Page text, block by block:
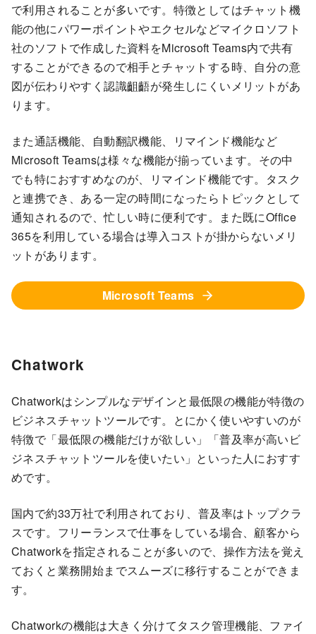
で利用されることが多いです。特徴としてはチャット機
能の他にパワーポイントやエクセルなどマイクロソフト
社のソフトで作成した資料をMicrosoft Teams内で共有
することができるので相手とチャットする時、自分の意
図が伝わりやすく認識齟齬が発生しにくいメリットがあ
ります。
また通話機能、自動翻訳機能、リマインド機能など
Microsoft Teamsは様々な機能が揃っています。その中
でも特におすすめなのが、リマインド機能です。タスク
と連携でき、ある一定の時間になったらトピックとして
通知されるので、忙しい時に便利です。また既にOffice
365を利用している場合は導入コストが掛からないメリ
ットがあります。
Microsoft Teams
Chatwork
Chatworkはシンプルなデザインと最低限の機能が特徴の
ビジネスチャットツールです。とにかく使いやすいのが
特徴で「最低限の機能だけが欲しい」「普及率が高いビ
ジネスチャットツールを使いたい」といった人におすす
めです。
国内で約33万社で利用されており、普及率はトップクラ
スです。フリーランスで仕事をしている場合、顧客から
Chatworkを指定されることが多いので、操作方法を覚え
ておくと業務開始までスムーズに移行することができま
す。
Chatworkの機能は大きく分けてタスク管理機能、ファイ